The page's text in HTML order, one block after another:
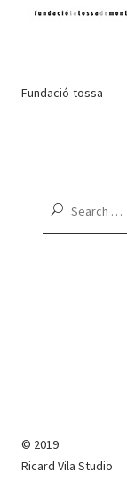
Fundació-tossa
Search
© 2019
Ricard Vila Studio